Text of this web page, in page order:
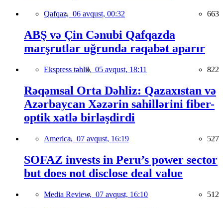
Qafqaz, 06 avqust, 00:32 663
ABŞ və Çin Cənubi Qafqazda
marşrutlar uğrunda rəqabət aparır
Ekspress təhlil, 05 avqust, 18:11 822
Rəqəmsal Orta Dəhliz: Qazaxıstan və
Azərbaycan Xəzərin sahillərini fiber-
optik xətlə birləşdirdi
America, 07 avqust, 16:19 527
SOFAZ invests in Peru’s power sector
but does not disclose deal value
Media Review, 07 avqust, 16:10 512